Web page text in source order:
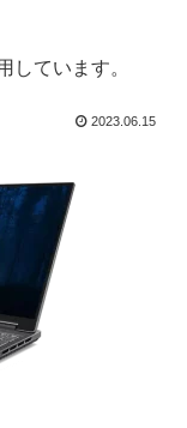
ています。
2023.06.15